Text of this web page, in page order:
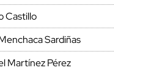
Castillo
Sardiñas
Martínez Pérez